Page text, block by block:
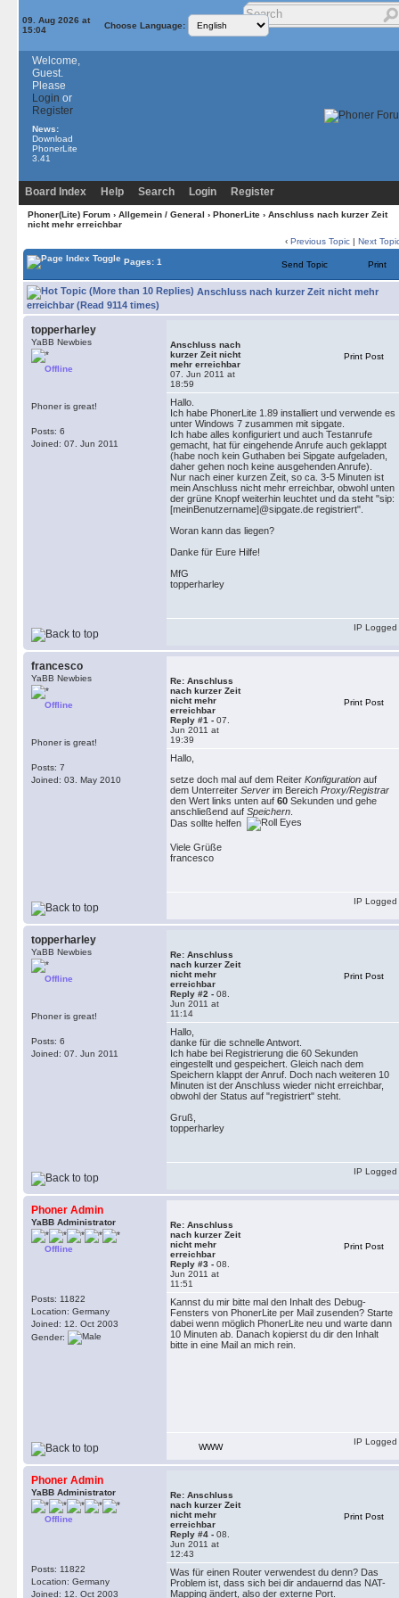
09. Aug 2026 at
15:04
Choose Language:
Welcome,
Guest.
Please
Login or
Register
News:
Download
PhonerLite
3.41
Board Index Help Search Login Register
Phoner(Lite) Forum› Allgemein / General › PhonerLite› Anschluss nach kurzer Zeit
nicht mehr erreichbar
‹ Previous Topic | Next
Pages: 1 Send Topic Print
Anschluss nach kurzer Zeit nicht mehr
erreichbar (Read 9114 times)
topperharley
YaBB Newbies
Offline
Phoner is great!
Posts: 6
Joined: 07. Jun 2011
Anschluss nach
kurzer Zeit nicht
mehr erreichbar
07. Jun 2011 at
18:59
Print Post
Hallo.
Ich habe PhonerLite 1.89 installiert und verwende es
unter Windows 7 zusammen mit sipgate.
Ich habe alles konfiguriert und auch Testanrufe
gemacht, hat für eingehende Anrufe auch geklappt
(habe noch kein Guthaben bei Sipgate aufgeladen,
daher gehen noch keine ausgehenden Anrufe).
Nur nach einer kurzen Zeit, so ca. 3-5 Minuten ist
mein Anschluss nicht mehr erreichbar, obwohl unten
der grüne Knopf weiterhin leuchtet und da steht "sip:
[meinBenutzername]@sipgate.de registriert".
Woran kann das liegen?
Danke für Eure Hilfe!
MfG
topperharley
IP Logged
francesco
YaBB Newbies
Offline
Phoner is great!
Posts: 7
Joined: 03. May 2010
Re: Anschluss
nach kurzer Zeit
nicht mehr
erreichbar
Reply #1 - 07.
Jun 2011 at
19:39
Print Post
Hallo,
setze doch mal auf dem Reiter Konfiguration auf
dem Unterreiter Server im Bereich Proxy/Registrar
den Wert links unten auf 60 Sekunden und gehe
anschließend auf Speichern
Das sollte helfen
Viele Grüße
francesco
IP Logged
topperharley
YaBB Newbies
Offline
Phoner is great!
Posts: 6
Joined: 07. Jun 2011
Re: Anschluss
nach kurzer Zeit
nicht mehr
erreichbar
Reply #2 - 08.
Jun 2011 at
11:14
Print Post
Hallo,
danke für die schnelle Antwort.
Ich habe bei Registrierung die 60 Sekunden
eingestellt und gespeichert. Gleich nach dem
Speichern klappt der Anruf. Doch nach weiteren 10
Minuten ist der Anschluss wieder nicht erreichbar,
obwohl der Status auf "registriert" steht.
Gruß,
topperharley
IP Logged
Phoner Admin
YaBB Administrator
Offline
Posts: 11822
Location: Germany
Joined: 12. Oct 2003
Gender:
Re: Anschluss
nach kurzer Zeit
nicht mehr
erreichbar
Reply #3 - 08.
Jun 2011 at
11:51
Print Post
Kannst du mir bitte mal den Inhalt des Debug-
Fensters von PhonerLite per Mail zusenden? Starte
dabei wenn möglich PhonerLite neu und warte dann
10 Minuten ab. Danach kopierst du dir den Inhalt
bitte in eine Mail an mich rein.
WWW
IP Logged
Phoner Admin
YaBB Administrator
Offline
Posts: 11822
Location: Germany
Joined: 12. Oct 2003
Re: Anschluss
nach kurzer Zeit
nicht mehr
erreichbar
Reply #4 - 08.
Jun 2011 at
12:43
Print Post
Was für einen Router verwendest du denn? Das
Problem ist, dass sich bei dir andauernd das NAT-
Mapping ändert, also der externe Port.